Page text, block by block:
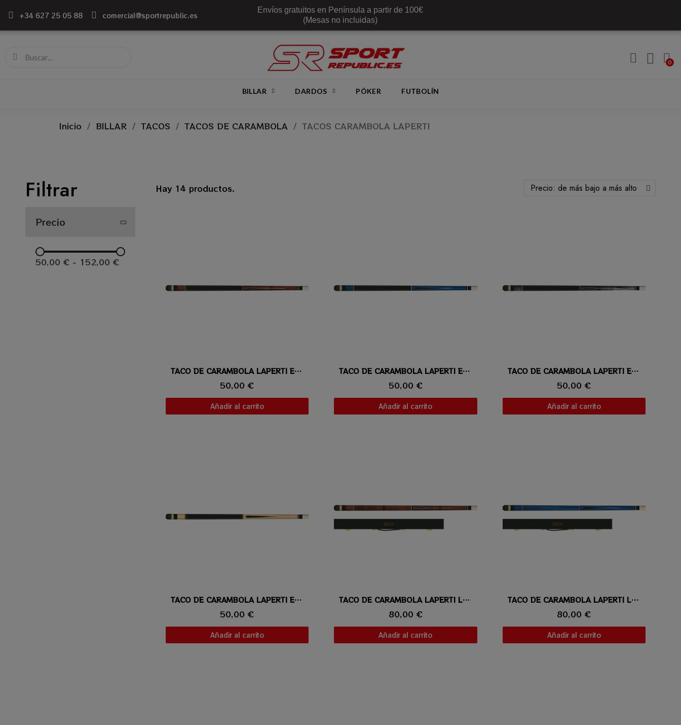
+34 627 25 05 88 comercial@sportrepublic.es
Envíos gratuitos en Península a partir de 100€
(Mesas no incluidas)
BILLAR DARDOS PÓKER FUTBOLÍN
Inicio BILLAR TACOS TACOS DE CARAMBOLA TACOS CARAMBOLA LAPERTI
Filtrar
Precio
50,00 € - 152,00 €
Hay 14 productos.
Vista rápida TACO DE CARAMBOLA LAPERTI ESTRELLA 04
50,00 €
Añadir al carrito
Vista rápida TACO DE CARAMBOLA LAPERTI ESTRELLA 03
50,00 €
Añadir al carrito
Vista rápida TACO DE CARAMBOLA LAPERTI ESTRELLA 02
50,00 €
Añadir al carrito
Vista rápida TACO DE CARAMBOLA LAPERTI ESTRELLA 01
50,00 €
Añadir al carrito
Vista rápida TACO DE CARAMBOLA LAPERTI LAVIS 04
80,00 €
Añadir al carrito
Vista rápida TACO DE CARAMBOLA LAPERTI LAVIS 03
80,00 €
Añadir al carrito